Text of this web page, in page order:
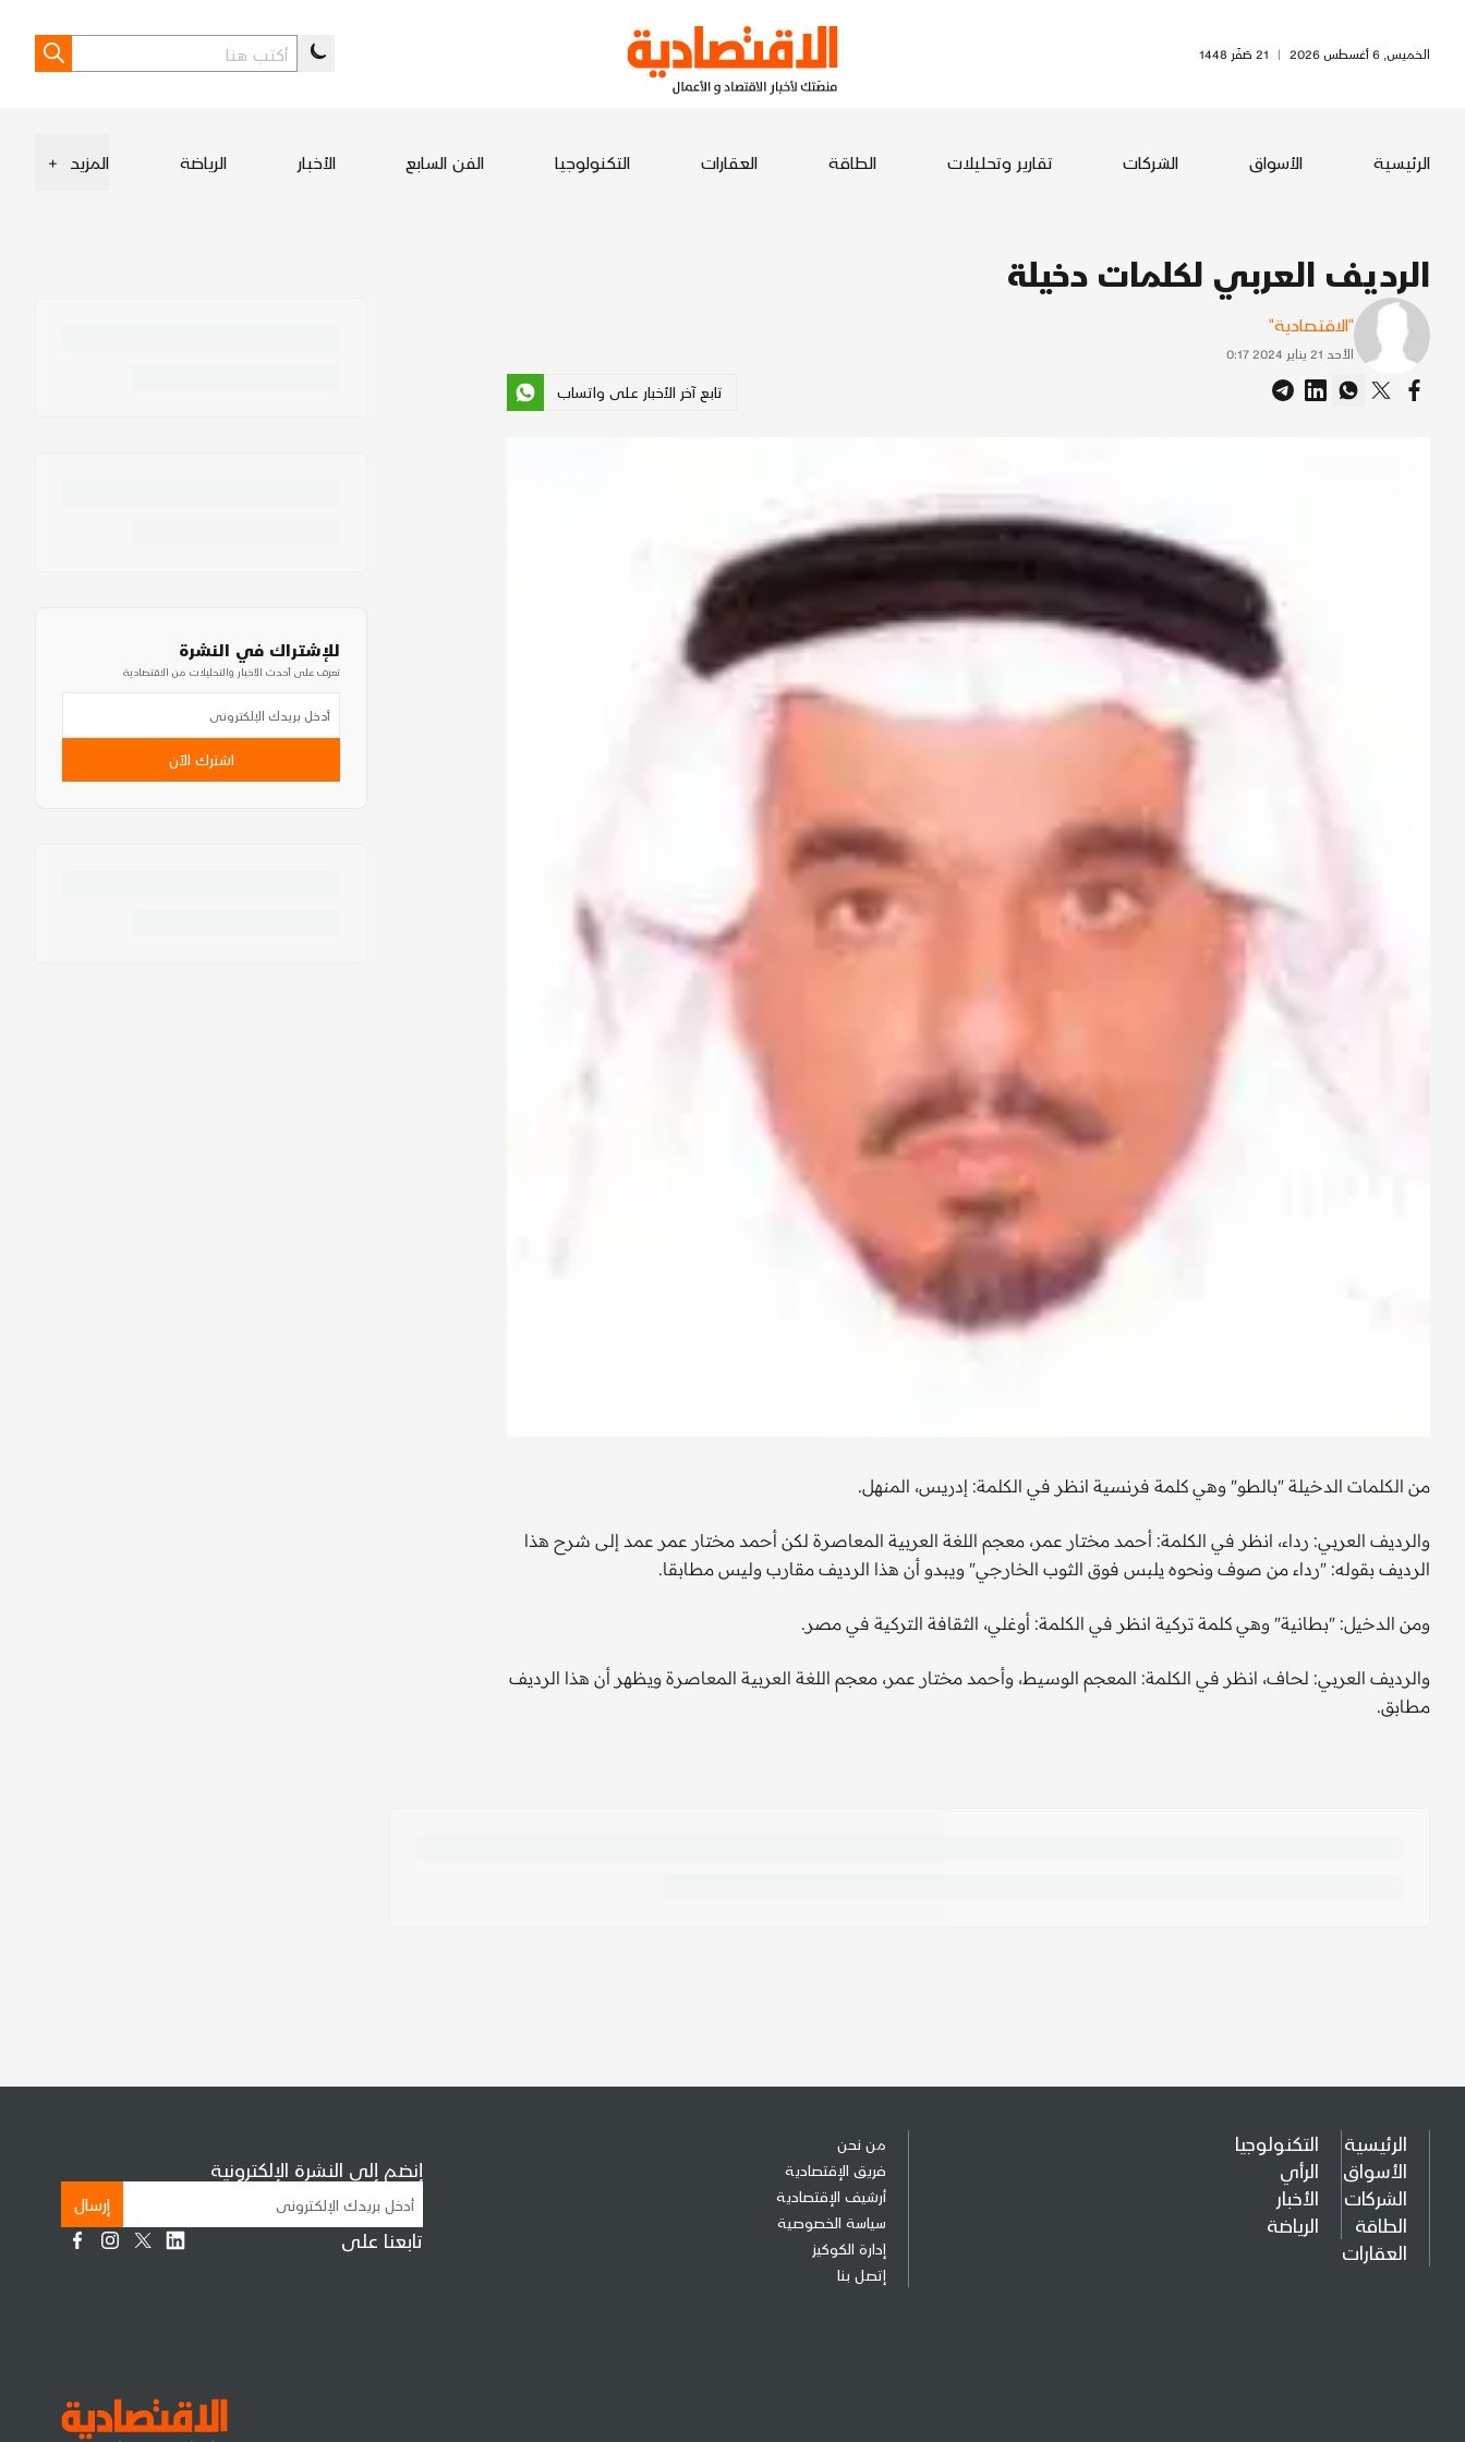
الخميس, 6 أغسطس 2026 | 21 صَفَر 1448
الرئيسية الأسواق الشركات تقارير وتحليلات الطاقة العقارات التكنولوجيا الفن السابع الأخبار الرياضة المزيد +
الرديف العربي لكلمات دخيلة
"الاقتصادية"
الأحد 21 يناير 2024 0:17
تابع آخر الأخبار على واتساب
من الكلمات الدخيلة "بالطو" وهي كلمة فرنسية انظر في الكلمة: إدريس، المنهل.‏
والرديف العربي: رداء، انظر في الكلمة: أحمد مختار عمر، معجم اللغة العربية المعاصرة لكن ‏أحمد مختار عمر عمد إلى شرح هذا
الرديف بقوله: "رداء من صوف ونحوه يلبس فوق الثوب ‏الخارجي" ويبدو أن هذا الرديف مقارب وليس مطابقا.‏
ومن الدخيل: "بطانية" وهي كلمة تركية انظر في الكلمة: أوغلي، الثقافة التركية في مصر.‏
والرديف العربي: لحاف، انظر في الكلمة: المعجم الوسيط، وأحمد مختار عمر، معجم اللغة ‏العربية المعاصرة ويظهر أن هذا الرديف
مطابق.‏
للإشتراك في النشرة
تعرف على أحدث الأخبار والتحليلات من الاقتصادية
اشترك الآن
الرئيسية
الأسواق
الشركات
الطاقة
العقارات
التكنولوجيا
الرأي
الأخبار
الرياضة
من نحن
فريق الإقتصادية
أرشيف الإقتصادية
سياسة الخصوصية
إدارة الكوكيز
إتصل بنا
إنضم إلى النشرة الإلكترونية
إرسال
تابعنا على